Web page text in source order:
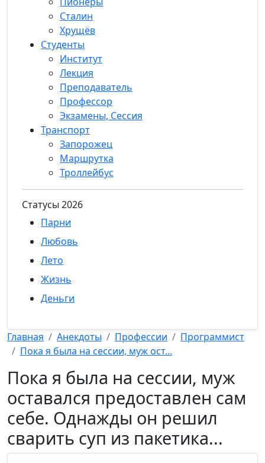
Сталин
Хрущёв
Студенты
Институт
Лекция
Преподаватель
Профессор
Экзамены, Сессия
Транспорт
Запорожец
Маршрутка
Троллейбус
Статуcы 2026
Парни
Любовь
Лето
Жизнь
Деньги
Главная Анекдоты Профессии
Программист
Пока я была на сессии, муж ост...
Пока я была на сессии, муж
оставался предоставлен сам
себе. Однажды он решил
сварить суп из пакетика...